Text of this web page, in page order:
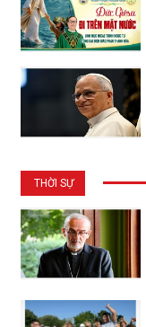
THỜI SỰ